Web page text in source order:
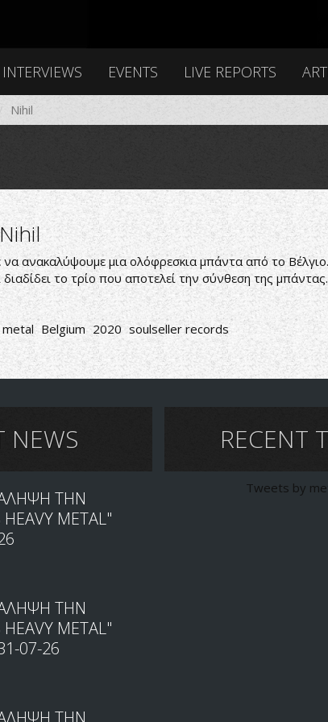
INTERVIEWS EVENTS LIVE REPORTS
Nihil
ανακαλύψουμε μια ολόφρεσκια μπάντα από το
το τρίο που αποτελεί την σύνθεση της μπάντας.
metal Belgium 2020 soulseller records
NEWS
ΤΗΝ
METAL"
ΤΗΝ
METAL"
07-26
ΤΗΝ
RECENT
Tweets by